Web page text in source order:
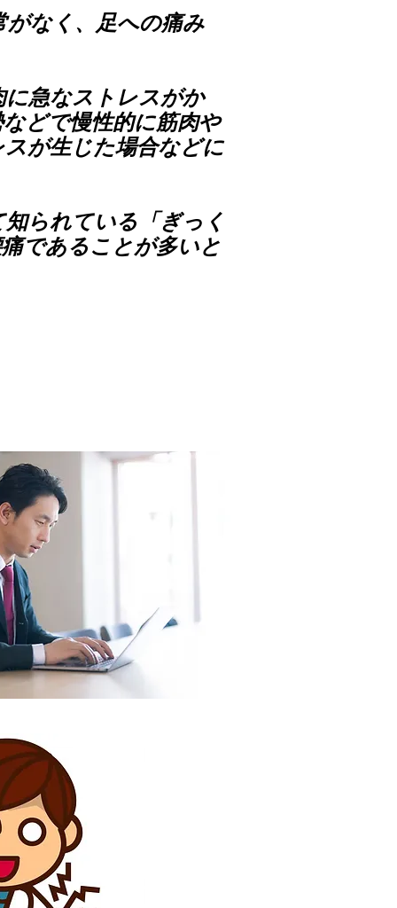
なく、足への痛み
急なストレスがか
どで慢性的に筋肉や
が生じた場合などに
られている「ぎっく
であることが多いと